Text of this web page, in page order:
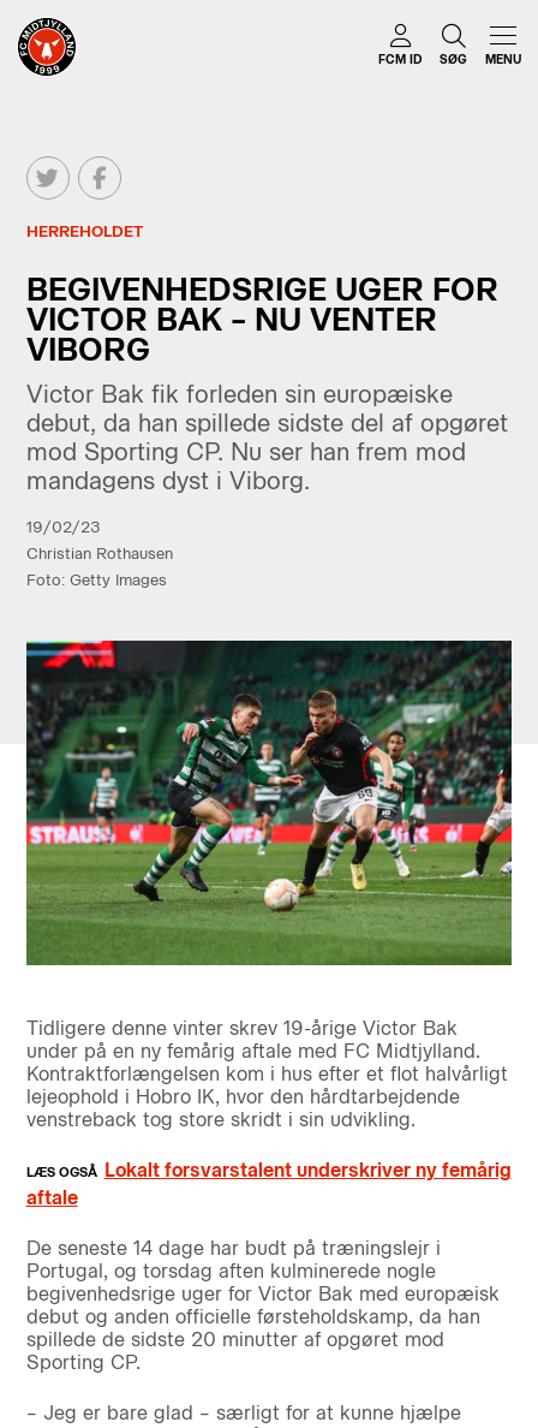
FCM ID SØG MENU
HERREHOLDET
BEGIVENHEDSRIGE UGER FOR
VICTOR BAK – NU VENTER
VIBORG
Victor Bak fik forleden sin europæiske
debut, da han spillede sidste del af opgøret
mod Sporting CP. Nu ser han frem mod
mandagens dyst i Viborg.
19/02/23
Christian Rothausen
Foto: Getty Images
Tidligere denne vinter skrev 19-årige Victor Bak
under på en ny femårig aftale med FC Midtjylland.
Kontraktforlængelsen kom i hus efter et flot halvårligt
lejeophold i Hobro IK, hvor den hårdtarbejdende
venstreback tog store skridt i sin udvikling.
Lokalt forsvarstalent underskriver ny femårig
aftale
De seneste 14 dage har budt på træningslejr i
Portugal, og torsdag aften kulminerede nogle
begivenhedsrige uger for Victor Bak med europæisk
debut og anden officielle førsteholdskamp, da han
spillede de sidste 20 minutter af opgøret mod
Sporting CP.
– Jeg er bare glad – særligt for at kunne hjælpe